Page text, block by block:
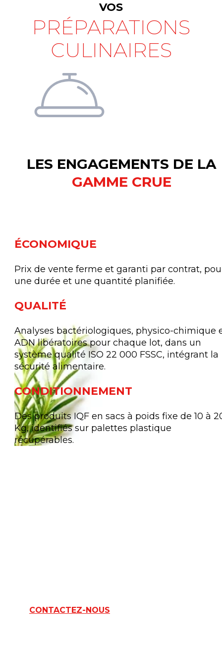
VOS
PRÉPARATIONS
CULINAIRES
LES ENGAGEMENTS DE LA
GAMME CRUE
ÉCONOMIQUE
Prix de vente ferme et garanti par contrat,
une durée et une quantité planifiée.
QUALITÉ
Analyses bactériologiques, physico-chimique
ADN libératoires pour chaque lot, dans un
système qualité ISO 22 000 FSSC, intégrant la
sécurité alimentaire.
CONDITIONNEMENT
Des produits IQF en sacs à poids fixe de 10 à
Kg, identifiés sur palettes plastique
récupérables.
CONTACTEZ-NOUS